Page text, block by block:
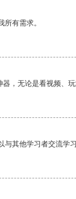
有需求。
，无论是看视频、
其他学习者交流学习